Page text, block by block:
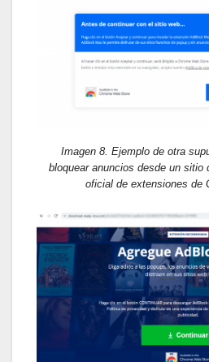
Imagen 8. Ejemplo de otra
bloquear anuncios desde un sitio
oficial de extensiones de